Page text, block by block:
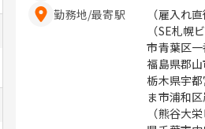
勤務地/最寄駅
（雇入れ
（SE札
市青葉区
福島県郡
栃木県宇
ま市浦和
（熊谷大